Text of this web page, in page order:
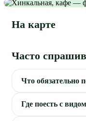
На карте
Часто
Что обязательно
Где поесть с